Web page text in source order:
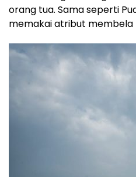
orang tua. Sama seperti
memakai atribut membela